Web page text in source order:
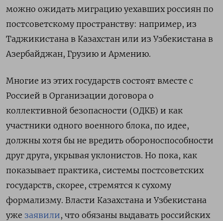
можно ожидать миграцию уехавших россиян по
постсоветскому пространству: например, из
Таджикистана в Казахстан или из Узбекистана в
Азербайджан, Грузию и Армению.
Многие из этих государств состоят вместе с
Россией в Организации договора о
коллективной безопасности (ОДКБ) и как
участники одного военного блока, по идее,
должны хотя бы не вредить обороноспособности
друг друга, укрывая уклонистов. Но пока, как
показывает практика, системы постсоветских
государств, скорее, стремятся к сухому
формализму. Власти Казахстана и Узбекистана
уже заявили, что обязаны выдавать российских